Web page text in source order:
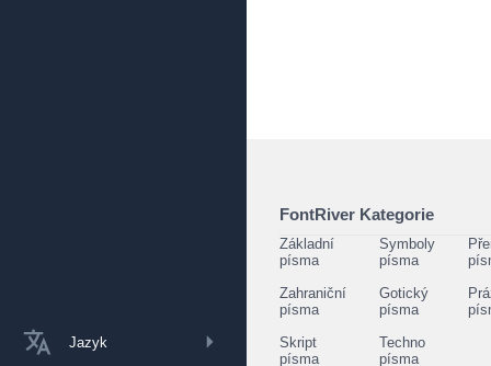
Jazyk
FontRiver Kategorie
Základní
písma
Symboly
písma
Zahraniční
písma
Gotický
písma
Skript
písma
Techno
písma